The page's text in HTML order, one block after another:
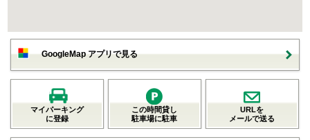
GoogleMap アプリで見る
マイパーキング
に登録
この時間貸し
駐車場に駐車
URLを
メールで送る